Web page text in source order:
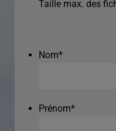
Taille max. des
Nom*
Prénom*